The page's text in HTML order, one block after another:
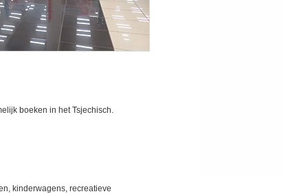
boeken in het Tsjechisch.
kinderwagens, recreatieve